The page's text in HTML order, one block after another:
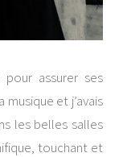
pour assurer ses
musique et j’avais
les belles salles
touchant et